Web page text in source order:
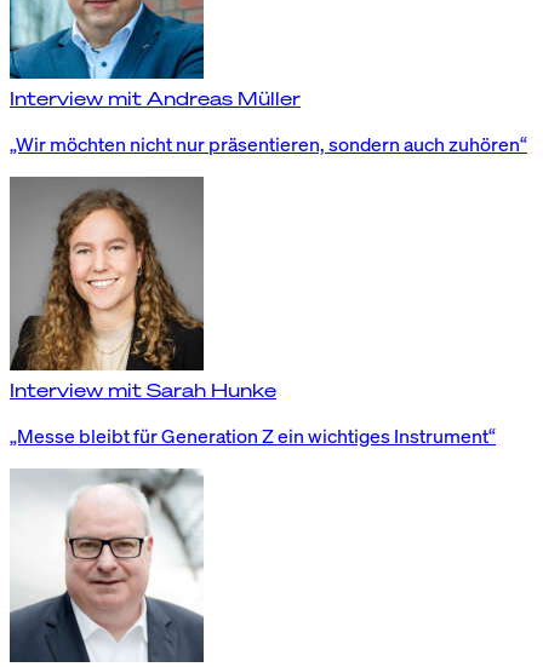
Interview mit Andreas Müller
„Wir möchten nicht nur präsentieren, sondern auch zuhören“
Interview mit Sarah Hunke
„Messe bleibt für Generation Z ein wichtiges Instrument“